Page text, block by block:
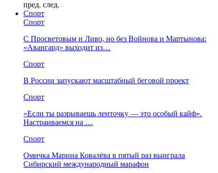
пред. след.
Спорт
Спорт
С Просветовым и Ливо, но без Войнова и Мартынова:
«Авангард» выходит из…
Спорт
В России запускают масштабный беговой проект
Спорт
«Если ты разрываешь ленточку — это особый кайф».
Настраиваемся на …
Спорт
Омичка Марина Ковалёва в пятый раз выиграла
Сибирский международный марафон